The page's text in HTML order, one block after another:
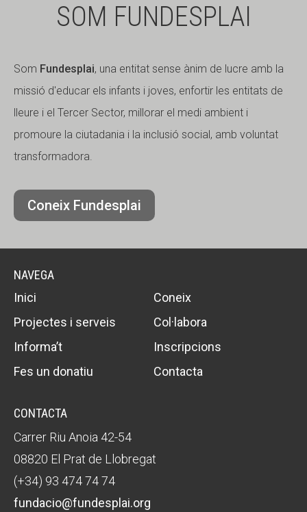
SOM FUNDESPLAI
Som Fundesplai, una entitat sense ànim de lucre amb la
missió d'educar els infants i joves, enfortir les entitats de
lleure i el Tercer Sector, millorar el medi ambient i
promoure la ciutadania i la inclusió social, amb voluntat
transformadora.
Coneix Fundesplai
NAVEGA
Inici
Coneix
Projectes i serveis
Col·labora
Informa’t
Inscripcions
Fes un donatiu
Contacta
CONTACTA
Carrer Riu Anoia 42-54
08820 El Prat de Llobregat
(+34) 93 474 74 74
fundacio@fundesplai.org